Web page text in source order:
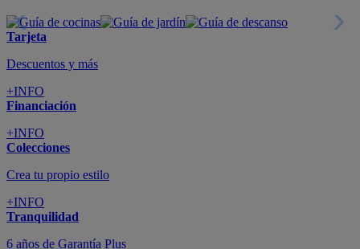
Tarjeta
Descuentos y más
+INFO
Financiación
+INFO
Colecciones
Crea tu propio estilo
+INFO
Tranquilidad
6 años de Garantía Plus